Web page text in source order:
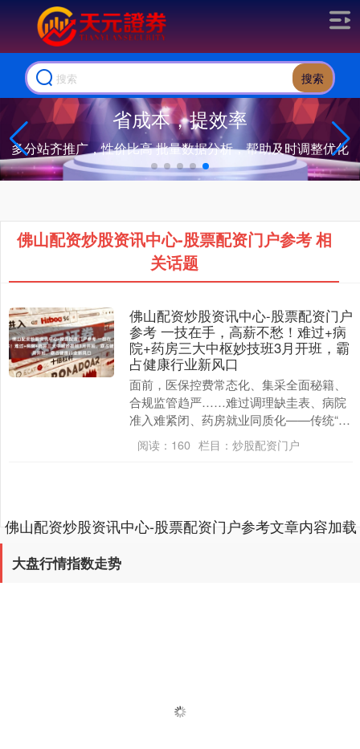
搜索
省成本，提效率
多分站齐推广，性价比高 批量数据分析，帮助及时调整优化
佛山配资炒股资讯中心-股票配资门户参考 相
关话题
佛山配资炒股资讯中心-股票配资门户
参考 一技在手，高薪不愁！难过+病
院+药房三大中枢妙技班3月开班，霸
占健康行业新风口
面前，医保控费常态化、集采全面秘籍、
合规监管趋严……难过调理缺圭表、病院
准入难紧闭、药房就业同质化——传统“带
金”销售与客情营销步地已难认为继，医药
东说念主正面....
阅读： 160 栏目： 炒股配资门户
佛山配资炒股资讯中心-股票配资门户参考文章内容加载
大盘行情指数走势